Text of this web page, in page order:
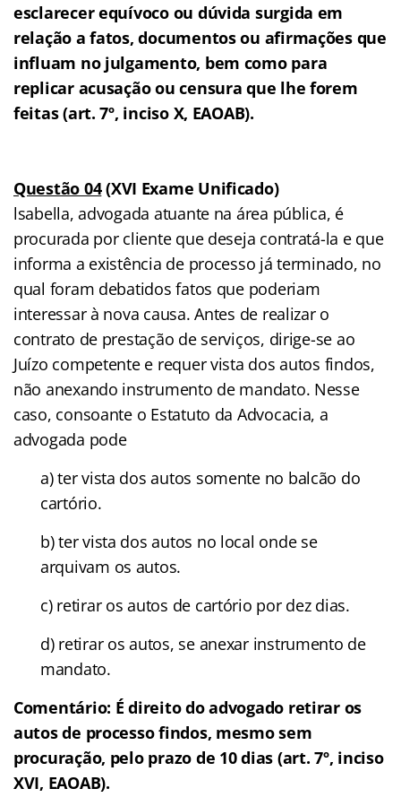
esclarecer equívoco ou dúvida surgida em
relação a fatos, documentos ou afirmações que
influam no julgamento, bem como para
replicar acusação ou censura que lhe forem
feitas (art. 7º, inciso X, EAOAB).
Questão 04(XVI Exame Unificado)
lsabella, advogada atuante na área pública, é
procurada por cliente que deseja contratá-la e que
informa a existência de processo já terminado, no
qual foram debatidos fatos que poderiam
interessar à nova causa. Antes de realizar o
contrato de prestação de serviços, dirige-se ao
Juízo competente e requer vista dos autos findos,
não anexando instrumento de mandato. Nesse
caso, consoante o Estatuto da Advocacia, a
advogada pode
a) ter vista dos autos somente no balcão do
cartório.
b) ter vista dos autos no local onde se
arquivam os autos.
c) retirar os autos de cartório por dez dias.
d) retirar os autos, se anexar instrumento de
mandato.
Comentário: É direito do advogado retirar os
autos de processo findos, mesmo sem
procuração, pelo prazo de 10 dias (art. 7º, inciso
XVI, EAOAB).